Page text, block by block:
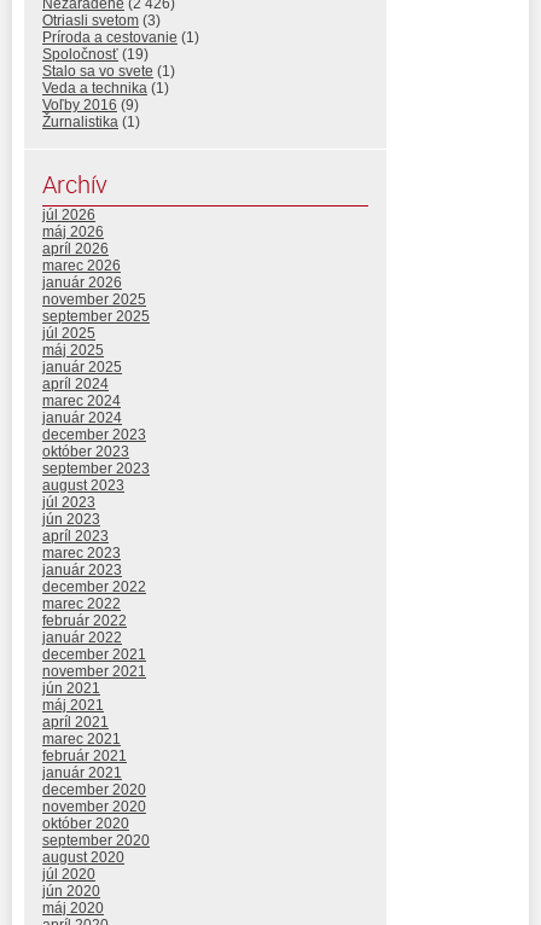
Otriasli svetom (3)
Príroda a cestovanie (1)
Spoločnosť (19)
Stalo sa vo svete (1)
Veda a technika (1)
Voľby 2016 (9)
Žurnalistika (1)
Archív
júl 2026
máj 2026
apríl 2026
marec 2026
január 2026
november 2025
september 2025
júl 2025
máj 2025
január 2025
apríl 2024
marec 2024
január 2024
december 2023
október 2023
september 2023
august 2023
júl 2023
jún 2023
apríl 2023
marec 2023
január 2023
december 2022
marec 2022
február 2022
január 2022
december 2021
november 2021
jún 2021
máj 2021
apríl 2021
marec 2021
február 2021
január 2021
december 2020
november 2020
október 2020
september 2020
august 2020
júl 2020
jún 2020
máj 2020